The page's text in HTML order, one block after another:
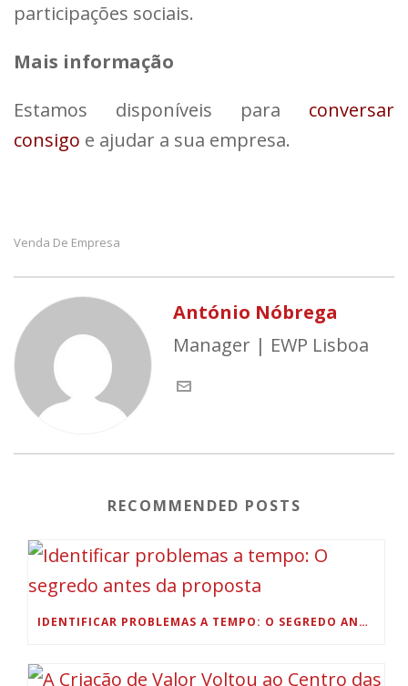
participações sociais.
Mais informação
Estamos disponíveis para conversar
consigo e ajudar a sua empresa.
Venda De Empresa
António Nóbrega
Manager | EWP Lisboa
RECOMMENDED POSTS
IDENTIFICAR PROBLEMAS A TEMPO: O SEGREDO ANTES DA PROPOSTA